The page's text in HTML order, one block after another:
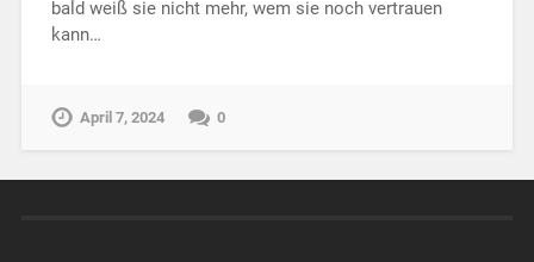
bald weiß sie nicht mehr, wem sie noch vertrauen
kann…
April 7, 2024 0